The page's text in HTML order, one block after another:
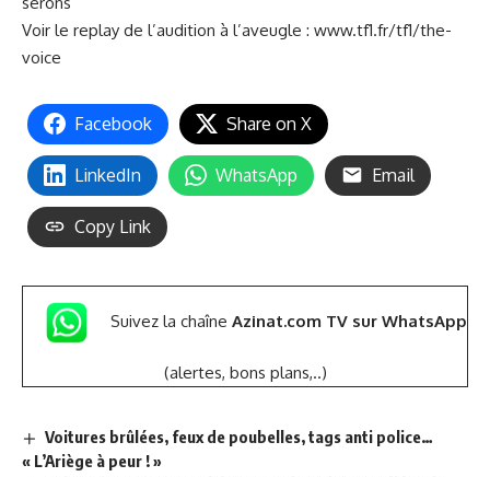
Voir le replay de l’audition à l’aveugle : www.tf1.fr/tf1/the-
voice
Facebook Share on X
LinkedIn WhatsApp Email
Copy Link
Suivez la chaîne Azinat.com TV sur WhatsApp
(alertes, bons plans,..)
Voitures brûlées, feux de poubelles, tags anti police…
« L’Ariège à peur ! »